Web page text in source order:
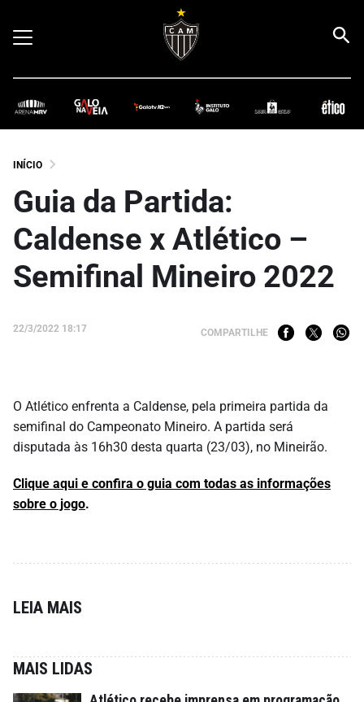
INÍCIO
Guia da Partida:
Caldense x Atlético –
Semifinal Mineiro 2022
22/3/2022 18:17 COMPARTILHE
O Atlético enfrenta a Caldense, pela primeira partida da
semifinal do Campeonato Mineiro. A partida será
disputada às 16h30 desta quarta (23/03), no Mineirão.
Clique aqui e confira o guia com todas as informações
sobre o jogo.
LEIA MAIS
MAIS LIDAS